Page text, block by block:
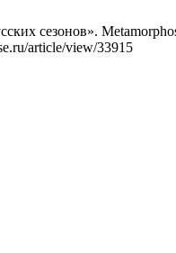
сезонов».
article/view/33915